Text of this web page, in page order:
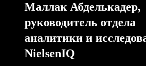
Маллак Абделькадер,
руководитель отдела
аналитики и
NielsenIQ